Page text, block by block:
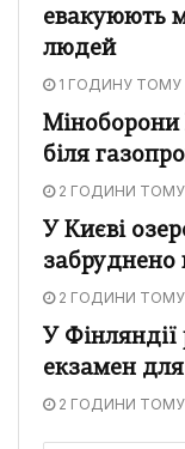
евакуюють
людей
1 ГОДИНУ ТОМУ
Міноборони
біля
2 ГОДИНИ ТОМУ
У Києві
забруднено
2 ГОДИНИ ТОМУ
У
екзамен
2 ГОДИНИ ТОМУ